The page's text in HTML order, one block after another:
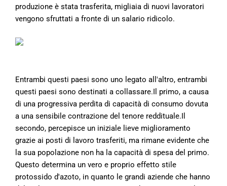
produzione è stata trasferita, migliaia di nuovi lavoratori
vengono sfruttati a fronte di un salario ridicolo.
Entrambi questi paesi sono uno legato all'altro, entrambi
questi paesi sono destinati a collassare.Il primo, a causa
di una progressiva perdita di capacità di consumo dovuta
a una sensibile contrazione del tenore reddituale.Il
secondo, percepisce un iniziale lieve miglioramento
grazie ai posti di lavoro trasferiti, ma rimane evidente che
la sua popolazione non ha la capacità di spesa del primo.
Questo determina un vero e proprio effetto stile
protossido d'azoto, in quanto le grandi aziende che hanno